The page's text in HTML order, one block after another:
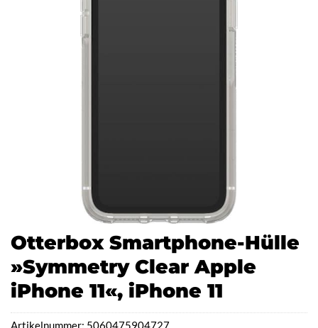
Otterbox Smartphone-Hülle
»Symmetry Clear Apple
iPhone 11«, iPhone 11